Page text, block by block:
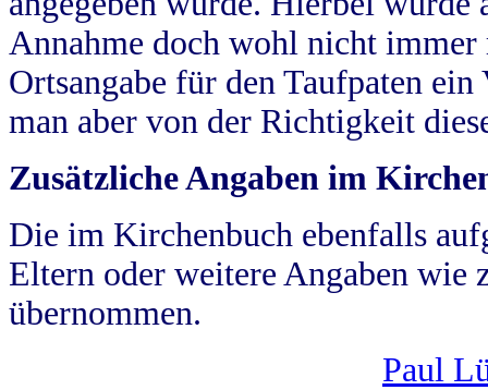
Annahme doch wohl nicht
Ortsangabe für den Taufpaten
man aber von der Richtigkeit
Zusätzliche Angaben im
Die im Kirchenbuch ebenfalls
Eltern oder weitere Angaben wie
übernommen.
Paul